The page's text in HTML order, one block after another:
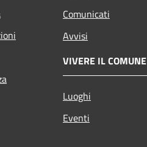
Comunicati
Avvisi
VIVERE IL COMUNE
Luoghi
Eventi